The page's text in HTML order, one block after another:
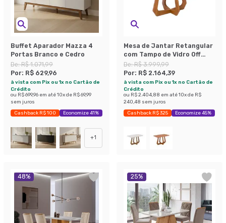
Buffet Aparador Mazza 4
Portas Branco e Cedro
De:R$ 1.071,99
Por: R$ 629,96
à vista com Pix ou 1x no Cartão de
Crédito
ou R$ 699,96 em até10x de R$ 69,99
sem juros
Cashback R$ 100 Economize 41%
+1
Mesa de Jantar Retangular
com Tampo de Vidro Off
White Bromélia Cinamomo
130 cm
De:R$ 3.999,99
Por: R$ 2.164,39
à vista com Pix ou 1x no Cartão de
Crédito
ou R$ 2.404,88 em até10x de R$
240,48 sem juros
Cashback R$ 325 Economize 45%
48% 25%